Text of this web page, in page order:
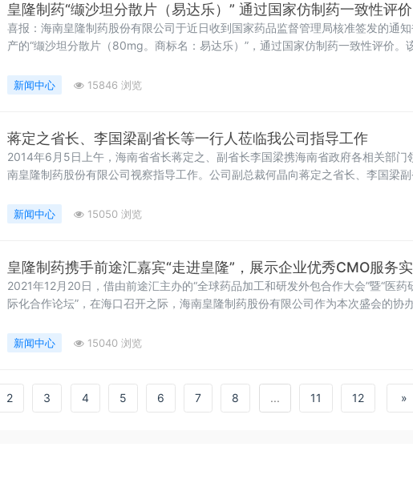
皇隆制药“缬沙坦分散片（易达乐）” 通过国家仿制药一致性评价
喜报：海南皇隆制药股份有限公司于近日收到国家药品监督管理局核准签发的通
产的“缬沙坦分散片（80mg。商标名：易达乐）”，通过国家仿制药一致性评价。
新闻中心 15846 浏览
蒋定之省长、李国梁副省长等一行人莅临我公司指导工作
2014年6月5日上午，海南省省长蒋定之、副省长李国梁携海南省政府各相关部门
南皇隆制药股份有限公司视察指导工作。公司副总裁何晶向蒋定之省长、李国梁副
新闻中心 15050 浏览
皇隆制药携手前途汇嘉宾“走进皇隆”，展示企业优秀CMO服务
2021年12月20日，借由前途汇主办的“全球药品加工和研发外包合作大会”暨“医药
际化合作论坛”，在海口召开之际，海南皇隆制药股份有限公司作为本次盛会的协
南岛却是春意盎然。天空中虽淅淅沥沥下着小雨，应了中国 “遇水求财、遇水逢贵
新闻中心 15040 浏览
2 3 4 5 6 7 8 ... 11 12 »